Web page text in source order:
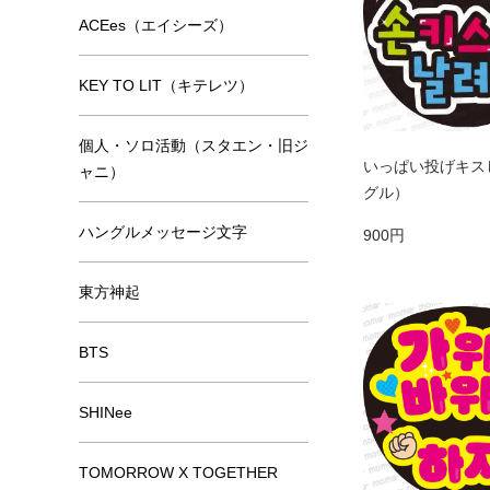
いっぱい投げキ
グル）
900円
ACEes（エイシーズ）
KEY TO LIT（キテレツ）
個人・ソロ活動（スタエン・旧ジ
ャニ）
ハングルメッセージ文字
東方神起
BTS
SHINee
TOMORROW X TOGETHER